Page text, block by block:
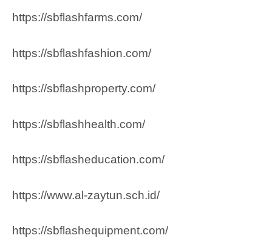
https://sbflashfarms.com/
https://sbflashfashion.com/
https://sbflashproperty.com/
https://sbflashhealth.com/
https://sbflasheducation.com/
https://www.al-zaytun.sch.id/
https://sbflashequipment.com/